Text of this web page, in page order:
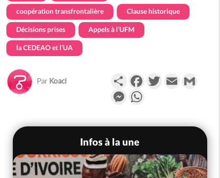
coopération transfrontalière Clause historique
Décisions prises Appels à l’UFM
la CEDEAO et l’UA
Par Koaci PartagerFacebookTwitterEmail
Messenger
Infos à la une